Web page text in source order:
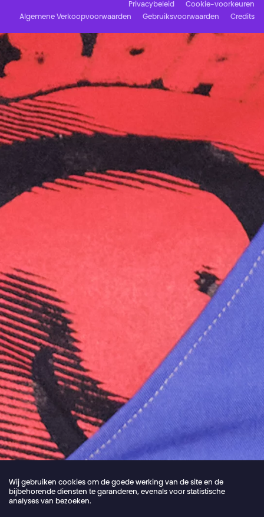
Privacybeleid
Cookie-voorkeuren
Algemene Verkoopvoorwaarden
Gebruiksvoorwaarden Credits
Wij gebruiken cookies om de goede werking van de site en de
bijbehorende diensten te garanderen, evenals voor statistische
analyses van bezoeken.